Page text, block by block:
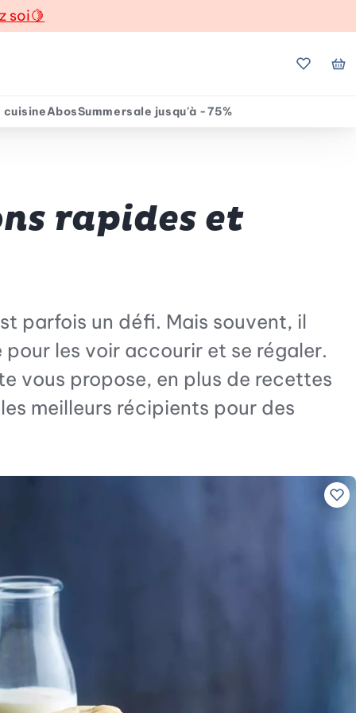
soi🍋
Mes
cuisineAbosSummersale jusqu'à -75%
rapides et
parfois un défi. Mais souvent, il
les voir accourir et se régaler.
vous propose, en plus de recettes
meilleurs récipients pour des